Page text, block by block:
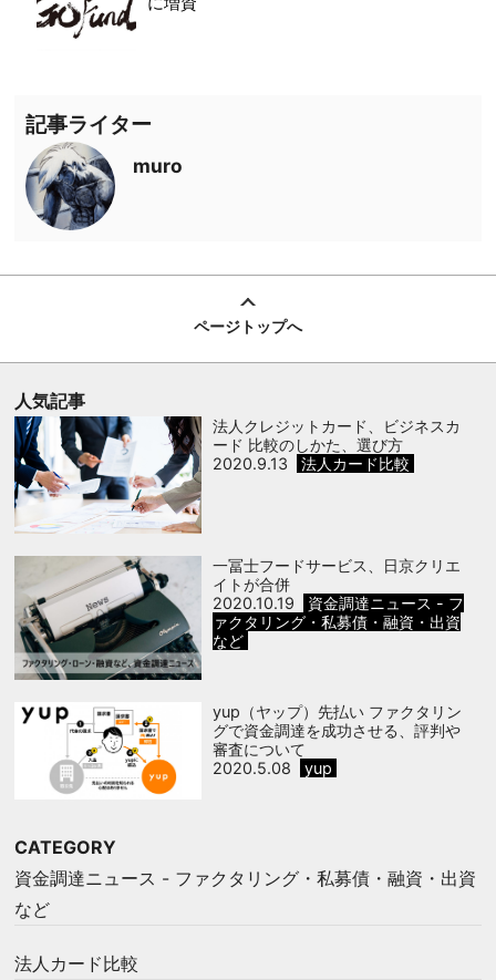
記事ライター
muro
ページトップへ
人気記事
法人クレジットカード、ビジネスカ
ード 比較のしかた、選び方
2020.9.13
法人カード比較
一冨士フードサービス、日京クリエ
イトが合併
2020.10.19
資金調達ニュース - フ
ァクタリング・私募債・融資・出資
など
yup（ヤップ）先払い ファクタリン
グで資金調達を成功させる、評判や
審査について
2020.5.08
yup
CATEGORY
資金調達ニュース - ファクタリング・私募債・融資・出資
など
法人カード比較